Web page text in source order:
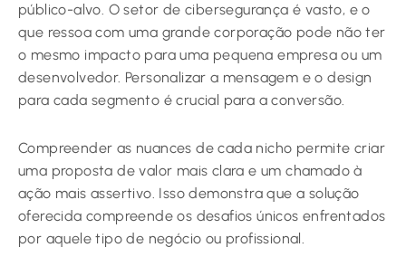
público-alvo. O setor de cibersegurança é vasto, e o
que ressoa com uma grande corporação pode não ter
o mesmo impacto para uma pequena empresa ou um
desenvolvedor. Personalizar a mensagem e o design
para cada segmento é crucial para a conversão.
Compreender as nuances de cada nicho permite criar
uma proposta de valor mais clara e um chamado à
ação mais assertivo. Isso demonstra que a solução
oferecida compreende os desafios únicos enfrentados
por aquele tipo de negócio ou profissional.